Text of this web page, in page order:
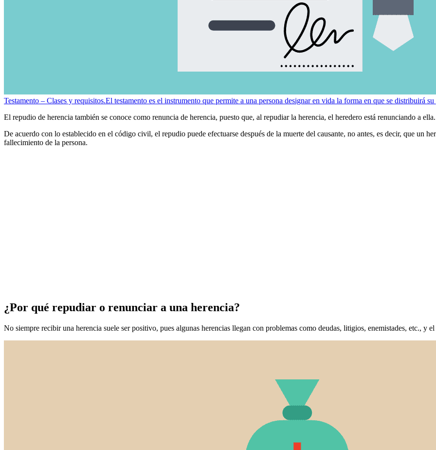
Testamento – Clases y requisitos.El testamento es el instrumento que permite a una persona designar en vida la forma en que se distribuirá
El repudio de herencia también se conoce como renuncia de herencia, puesto que, al repudiar la herencia, el heredero está renunciando a ella.
De acuerdo con lo establecido en el código civil, el repudio puede efectuarse después de la muerte del causante, no antes, es decir, que un
fallecimiento de la persona.
¿Por qué repudiar o renunciar a una herencia?
No siempre recibir una herencia suele ser positivo, pues algunas herencias llegan con problemas como deudas, litigios, enemistades, etc., y